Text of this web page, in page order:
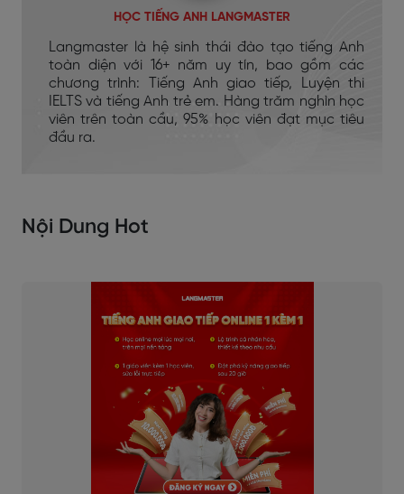
HỌC TIẾNG ANH LANGMASTER
Langmaster là hệ sinh thái đào tạo tiếng Anh
toàn diện với 16+ năm uy tín, bao gồm các
chương trình: Tiếng Anh giao tiếp, Luyện thi
IELTS và tiếng Anh trẻ em. Hàng trăm nghìn học
viên trên toàn cầu, 95% học viên đạt mục tiêu
đầu ra.
Nội Dung Hot